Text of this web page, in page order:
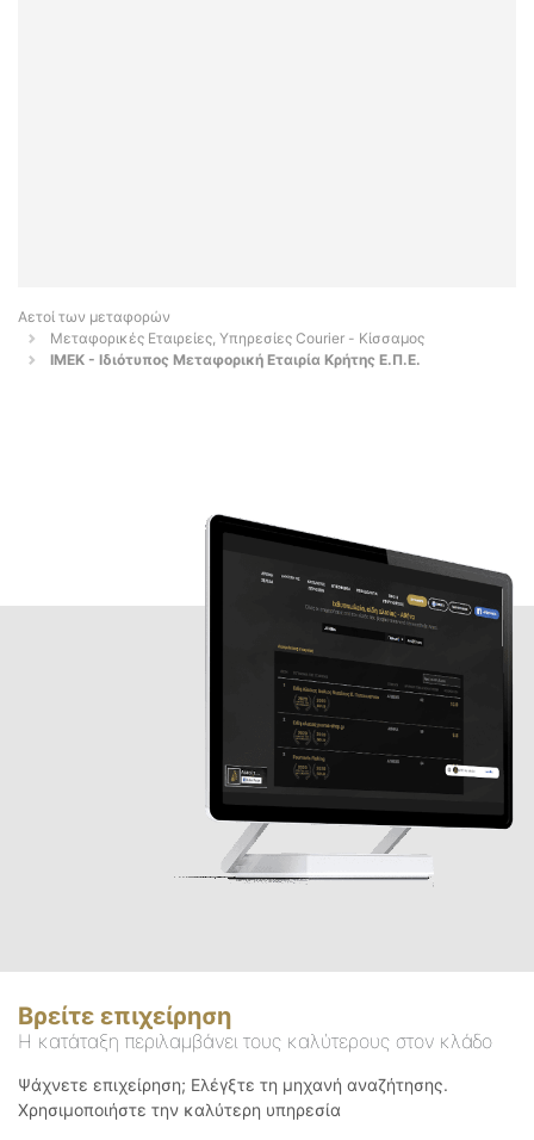
Αετοί των μεταφορών
Μεταφορικές Εταιρείες, Υπηρεσίες Courier - Κίσσαμος
ΙΜΕΚ - Ιδιότυπος Μεταφορική Εταιρία Κρήτης Ε.Π.Ε.
Βρείτε επιχείρηση
Η κατάταξη περιλαμβάνει τους καλύτερους στον κλάδο
Ψάχνετε επιχείρηση; Ελέγξτε τη μηχανή αναζήτησης.
Χρησιμοποιήστε την καλύτερη υπηρεσία